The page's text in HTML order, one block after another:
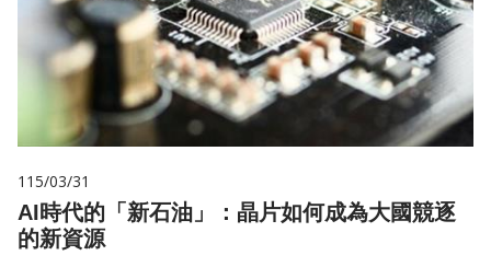
115/03/31
AI時代的「新石油」：晶片如何成為大國競逐
的新資源